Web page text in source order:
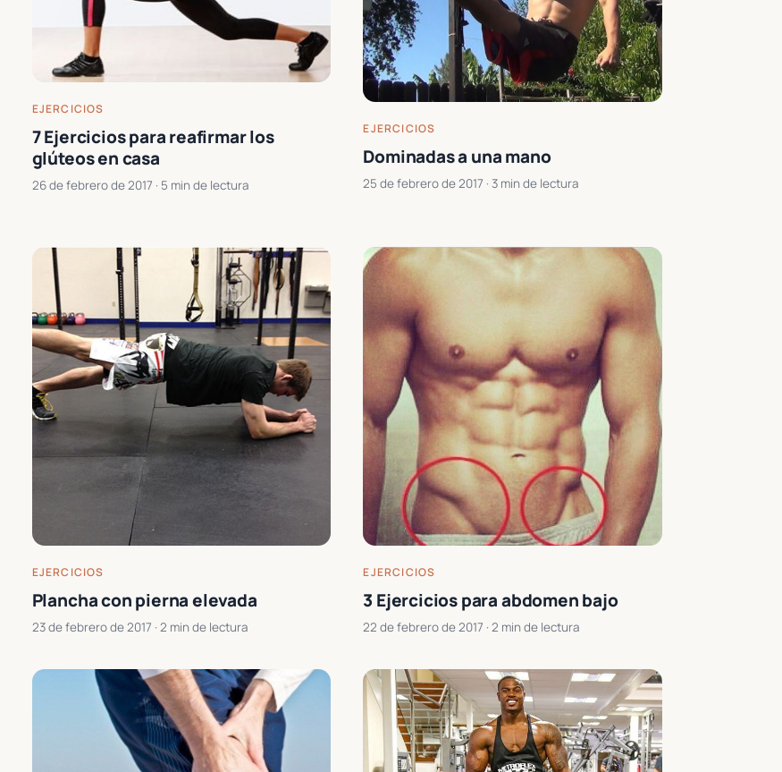
EJERCICIOS
7 Ejercicios para reafirmar los
glúteos en casa
26 de febrero de 2017 · 5 min de lectura
EJERCICIOS
Dominadas a una mano
25 de febrero de 2017 · 3 min de lectura
EJERCICIOS
Plancha con pierna elevada
23 de febrero de 2017 · 2 min de lectura
EJERCICIOS
3 Ejercicios para abdomen bajo
22 de febrero de 2017 · 2 min de lectura